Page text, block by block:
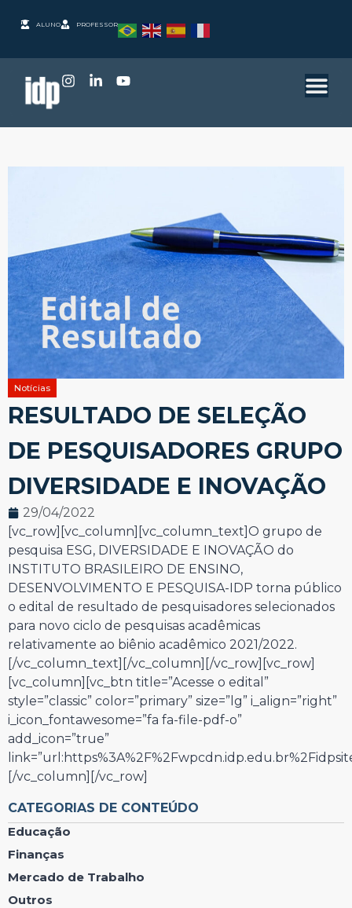
ALUNO PROFESSOR
Notícias
RESULTADO DE SELEÇÃO
DE PESQUISADORES GRUPO
DIVERSIDADE E INOVAÇÃO
29/04/2022
[vc_row][vc_column][vc_column_text]O grupo de
pesquisa ESG, DIVERSIDADE E INOVAÇÃO do
INSTITUTO BRASILEIRO DE ENSINO,
DESENVOLVIMENTO E PESQUISA-IDP torna público
o edital de resultado de pesquisadores selecionados
para novo ciclo de pesquisas acadêmicas
relativamente ao biênio acadêmico 2021/2022.
[/vc_column_text][/vc_column][/vc_row][vc_row]
[vc_column][vc_btn title=”Acesse o edital”
style=”classic” color=”primary” size=”lg” i_align=”right”
i_icon_fontawesome=”fa fa-file-pdf-o”
add_icon=”true”
[/vc_column][/vc_row]
CATEGORIAS DE CONTEÚDO
Educação
Finanças
Mercado de Trabalho
Outros